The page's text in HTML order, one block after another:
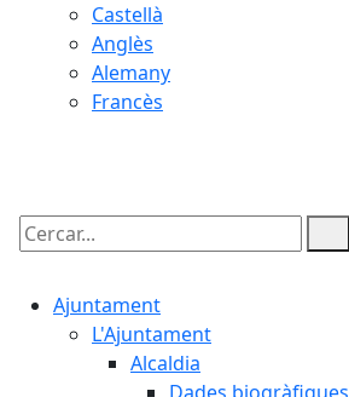
Castellà
Anglès
Alemany
Francès
Cercar:
Ajuntament
L'Ajuntament
Alcaldia